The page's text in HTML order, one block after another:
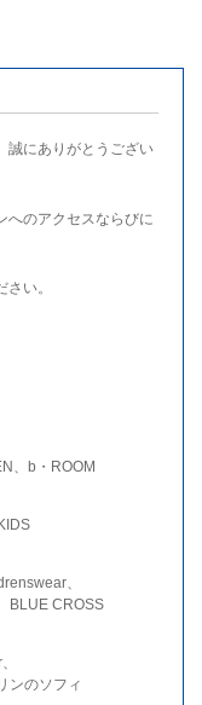
誠にありがとうござい
へのアクセスならびに
い。
、b・ROOM
、
BLUE CROSS
ンのソフィ